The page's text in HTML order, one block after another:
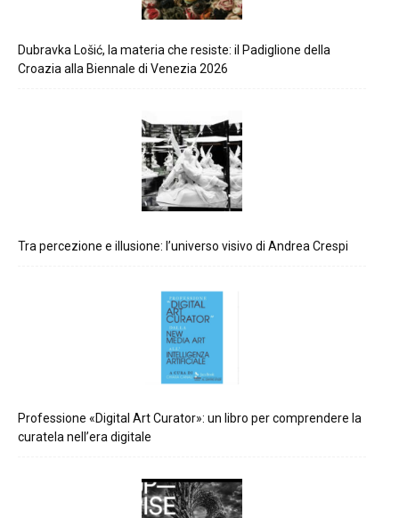
Dubravka Lošić, la materia che resiste: il Padiglione della
Croazia alla Biennale di Venezia 2026
Tra percezione e illusione: l’universo visivo di Andrea Crespi
Professione «Digital Art Curator»: un libro per comprendere la
curatela nell’era digitale